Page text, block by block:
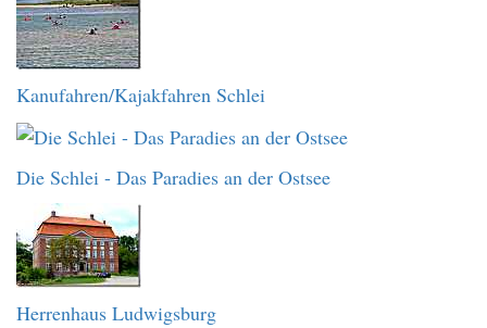
Kanufahren/Kajakfahren Schlei
Die Schlei - Das Paradies an der Ostsee
Herrenhaus Ludwigsburg